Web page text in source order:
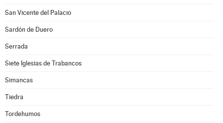
San Vicente del Palacio
Sardón de Duero
Serrada
Siete Iglesias de Trabancos
Simancas
Tiedra
Tordehumos